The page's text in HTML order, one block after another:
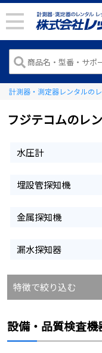
計測器・測定器レンタルの
フジテコムのレ
水圧計
埋設管探知機
金属探知機
漏水探知器
特徴で絞り込む
設備・品質検査